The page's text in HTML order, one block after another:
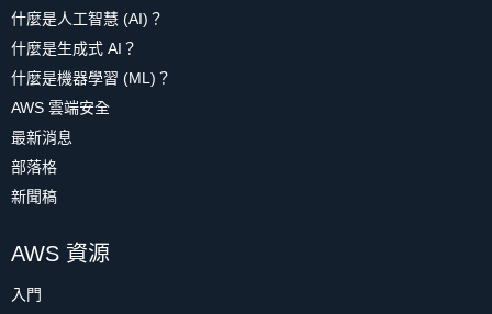
什麼是人工智慧 (AI)？
什麼是生成式 AI？
什麼是機器學習 (ML)？
AWS 雲端安全
最新消息
部落格
新聞稿
AWS 資源
入門